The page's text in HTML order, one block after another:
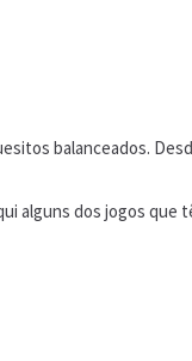
balanceados.
alguns dos jogos que